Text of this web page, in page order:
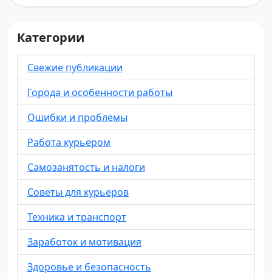
Категории
Свежие публикации
Города и особенности работы
Ошибки и проблемы
Работа курьером
Самозанятость и налоги
Советы для курьеров
Техника и транспорт
Заработок и мотивация
Здоровье и безопасность